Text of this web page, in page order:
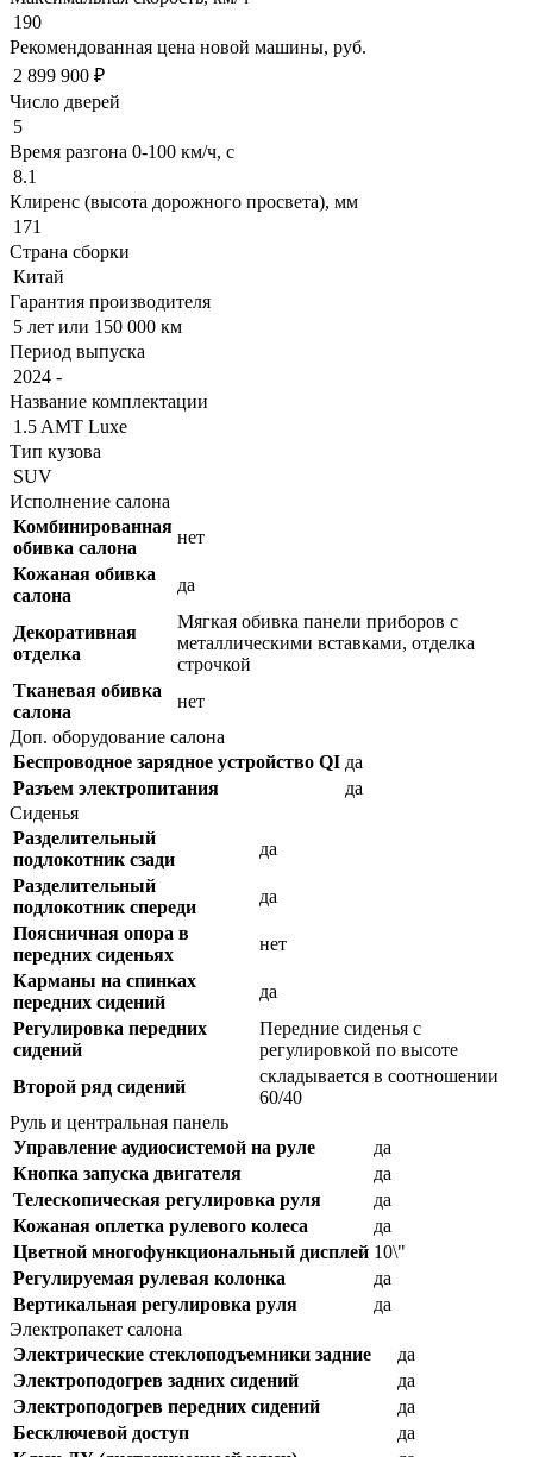
190
Рекомендованная цена новой машины, руб.
2 899 900 ₽
Число дверей
5
Время разгона 0-100 км/ч, с
8.1
Клиренс (высота дорожного просвета), мм
171
Страна сборки
Китай
Гарантия производителя
5 лет или 150 000 км
Период выпуска
2024 -
Название комплектации
1.5 AMT Luxe
Тип кузова
SUV
Исполнение салона
Комбинированная
обивка салона
нет
Кожаная обивка
салона
да
Декоративная
отделка
Мягкая обивка панели приборов с
металлическими вставками, отделка
строчкой
Тканевая обивка
салона
нет
Доп. оборудование салона
Беспроводное зарядное устройство QI да
Разъем электропитания
да
Сиденья
Разделительный
подлокотник сзади
да
Разделительный
подлокотник спереди
да
Поясничная опора в
передних сиденьях
нет
Карманы на спинках
передних сидений
да
Регулировка передних
сидений
Передние сиденья с
регулировкой по высоте
Второй ряд сидений
складывается в соотношении
60/40
Руль и центральная панель
Управление аудиосистемой на руле
да
Кнопка запуска двигателя
да
Телескопическая регулировка руля
да
Кожаная оплетка рулевого колеса
да
Цветной многофункциональный дисплей 10\"
Регулируемая рулевая колонка
да
Вертикальная регулировка руля
да
Электропакет салона
Электрические стеклоподъемники задние
да
Электроподогрев задних сидений
да
Электроподогрев передних сидений
да
Бесключевой доступ
да